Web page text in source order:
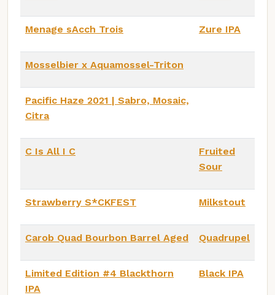
Menage sAcch Trois Zure IPA
Mosselbier x Aquamossel-Triton
Pacific Haze 2021 | Sabro, Mosaic,
Citra
C Is All I C
Fruited
Sour
Strawberry S*CKFEST Milkstout
Carob Quad Bourbon Barrel Aged Quadrupel
Limited Edition #4 Blackthorn
IPA
Black IPA